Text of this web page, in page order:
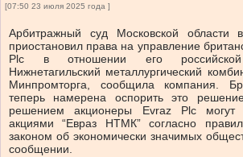
[07:50 23 июля 2025 года ]
Арбитражный суд Московской области
приостановил права на управление
Plc в отношении его российской
Нижнетагильский металлургический
Минпромторга, сообщила компания.
теперь намерена оспорить это
решением акционеры Evraz Plc могут
акциями “Евраз НТМК” согласно
законом об экономически значимых
сообщении.